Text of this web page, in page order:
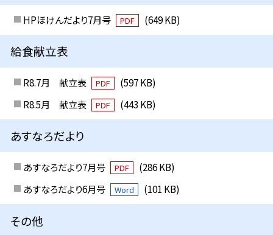
HPほけんだより7月号 PDF (649 KB)
給食献立表
R8.7月 献立表 PDF
(597 KB)
R8.5月 献立表
PDF (443 KB)
あすなろだより
あすなろだより7月号 PDF
(286 KB)
あすなろだより6月号
Word (101 KB)
その他